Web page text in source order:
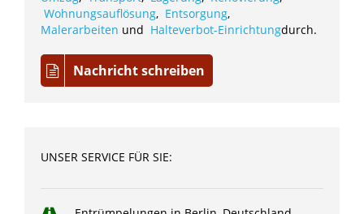
Wohnungsauflösung, Entsorgung,
Malerarbeiten und Halteverbot-Einrichtungdurch.
Nachricht schreiben
UNSER SERVICE FÜR SIE: